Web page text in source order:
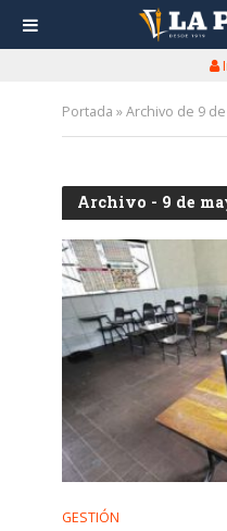
Portada »Archivo de 9
Archivo - 9 de
GESTIÓN